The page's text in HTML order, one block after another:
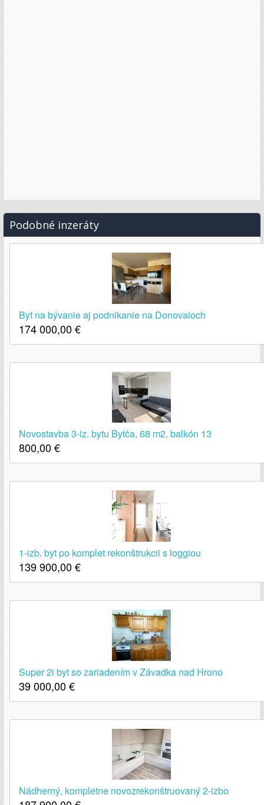
Podobné inzeráty
Byt na bývanie aj podnikanie na Donovaloch
174 000,00€
Novostavba 3-iz. bytu Bytča, 68 m2, balkón 13
800,00€
1-izb. byt po komplet rekonštrukcii s loggiou
139 900,00€
Super 2i byt so zariadením v Závadka nad Hrono
39 000,00€
Nádherný, kompletne novozrekonštruovaný 2-izbo